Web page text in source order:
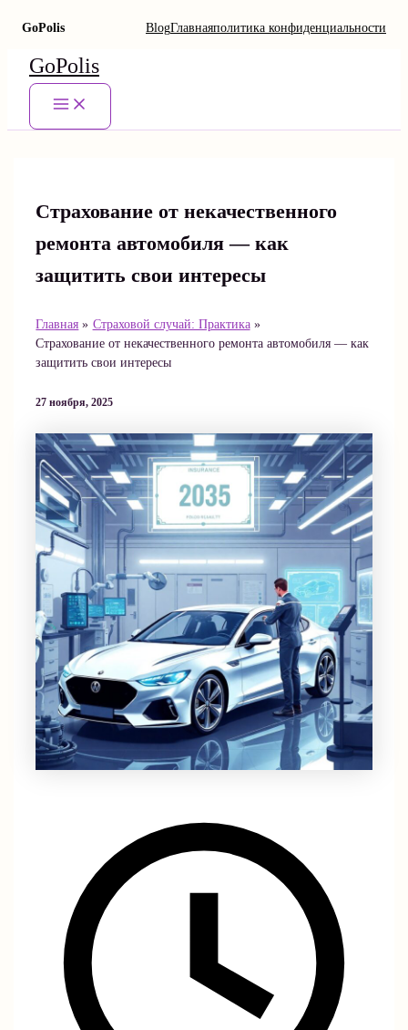
GoPolis BlogГлавнаяполитика конфиденциальности
Перейти
содержимому
GoPolis
Main
Страхование от некачественного
ремонта автомобиля — как
защитить свои интересы
Главная
Страховой случай: Практика
Страхование от некачественного ремонта автомобиля — как
защитить свои интересы
27 ноября, 2025